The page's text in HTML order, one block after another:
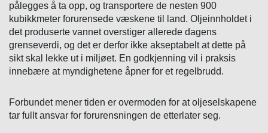
pålegges å ta opp, og transportere de nesten 900
kubikkmeter forurensede væskene til land. Oljeinnholdet i
det produserte vannet overstiger allerede dagens
grenseverdi, og det er derfor ikke akseptabelt at dette på
sikt skal lekke ut i miljøet. En godkjenning vil i praksis
innebære at myndighetene åpner for et regelbrudd.
Forbundet mener tiden er overmoden for at oljeselskapene
tar fullt ansvar for forurensningen de etterlater seg.